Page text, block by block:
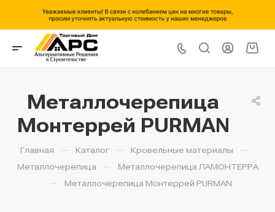
Металлочерепица
Монтеррей PURMAN
Главная — Каталог — Кровельные материалы —
Металлочерепица — Металлочерепица ЛАМОНТЕРРА
— Металлочерепица Монтеррей PURMAN